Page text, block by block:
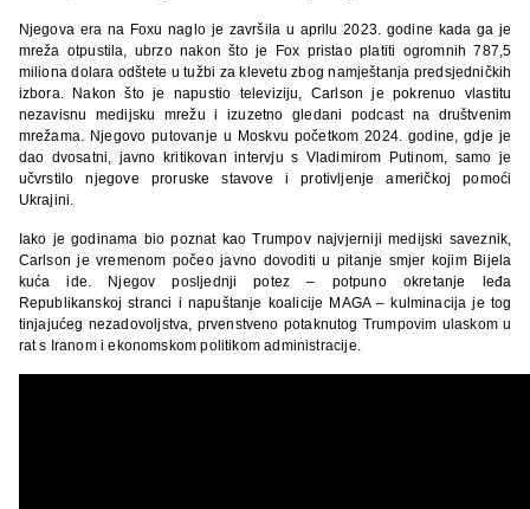
Njegova era na Foxu naglo je završila u aprilu 2023. godine kada ga je
mreža otpustila, ubrzo nakon što je Fox pristao platiti ogromnih 787,5
miliona dolara odštete u tužbi za klevetu zbog namještanja predsjedničkih
izbora. Nakon što je napustio televiziju, Carlson je pokrenuo vlastitu
nezavisnu medijsku mrežu i izuzetno gledani podcast na društvenim
mrežama. Njegovo putovanje u Moskvu početkom 2024. godine, gdje je
dao dvosatni, javno kritikovan intervju s Vladimirom Putinom, samo je
učvrstilo njegove proruske stavove i protivljenje američkoj pomoći
Ukrajini.
Iako je godinama bio poznat kao Trumpov najvjerniji medijski saveznik,
Carlson je vremenom počeo javno dovoditi u pitanje smjer kojim Bijela
kuća ide. Njegov posljednji potez – potpuno okretanje leđa
Republikanskoj stranci i napuštanje koalicije MAGA – kulminacija je tog
tinjajućeg nezadovoljstva, prvenstveno potaknutog Trumpovim ulaskom u
rat s Iranom i ekonomskom politikom administracije.